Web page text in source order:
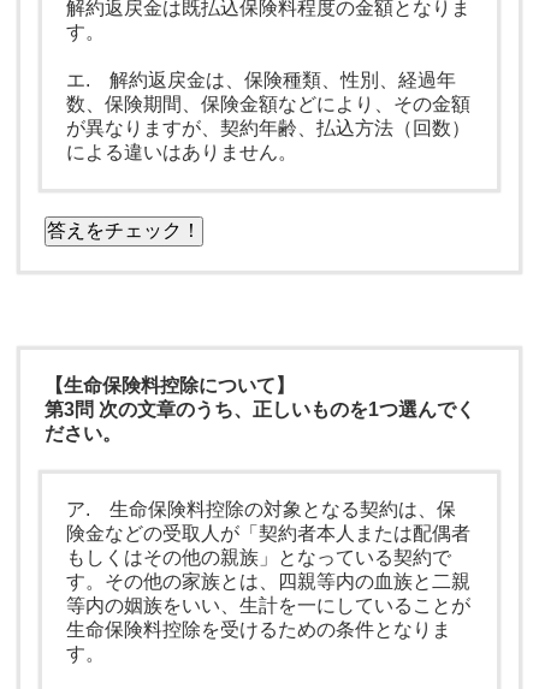
解約返戻金は既払込保険料程度の金額となりま
す。
エ. 解約返戻金は、保険種類、性別、経過年
数、保険期間、保険金額などにより、その金額
が異なりますが、契約年齢、払込方法（回数）
による違いはありません。
答えをチェック！
【生命保険料控除について】
第3問 次の文章のうち、正しいものを1つ選んでく
ださい。
ア. 生命保険料控除の対象となる契約は、保
険金などの受取人が「契約者本人または配偶者
もしくはその他の親族」となっている契約で
す。その他の家族とは、四親等内の血族と二親
等内の姻族をいい、生計を一にしていることが
生命保険料控除を受けるための条件となりま
す。